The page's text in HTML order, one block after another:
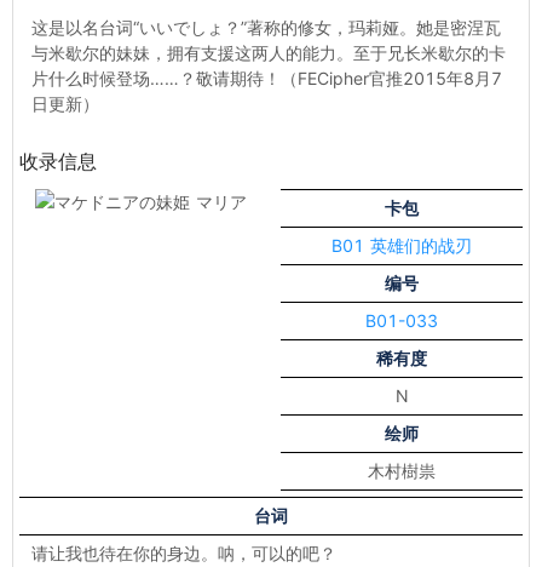
这是以名台词“いいでしょ？”著称的修女，玛莉娅。她是密涅瓦
与米歇尔的妹妹，拥有支援这两人的能力。至于兄长米歇尔的卡
片什么时候登场……？敬请期待！（FECipher官推2015年8月7
日更新）
收录信息
卡包
B01 英雄们的战刃
编号
B01-033
稀有度
N
绘师
木村樹祟
台词
请让我也待在你的身边。呐，可以的吧？